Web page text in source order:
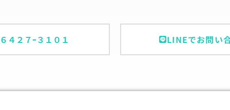
４２７ｰ３１０１ LINEでお問い